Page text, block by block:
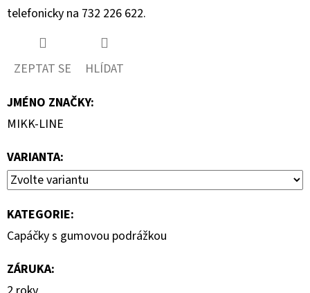
telefonicky na 732 226 622.
ZEPTAT SE
HLÍDAT
JMÉNO ZNAČKY:
MIKK-LINE
VARIANTA:
KATEGORIE:
Capáčky s gumovou podrážkou
ZÁRUKA: